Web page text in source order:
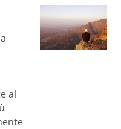
al